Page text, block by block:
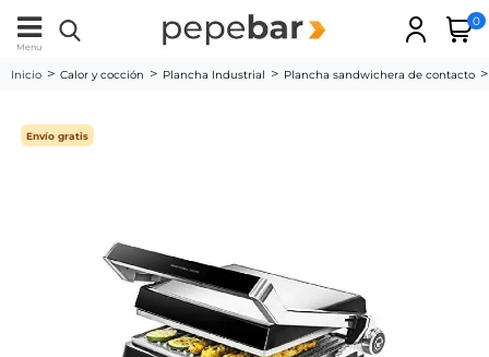
Menu
0
Inicio Calor y cocción Plancha Industrial Plancha sandwichera de contacto
Envío gratis